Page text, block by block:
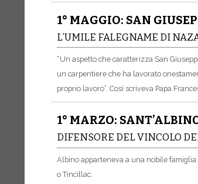
1° MAGGIO: SAN
L’UMILE FALEGNAME DI
“Un aspetto che caratterizza San
un carpentiere che ha lavorato
proprio lavoro”. Così scriveva Papa
1° MARZO:
DIFENSORE DEL VINCOLO
Albino apparteneva a una nobile famiglia
o Tincillac.